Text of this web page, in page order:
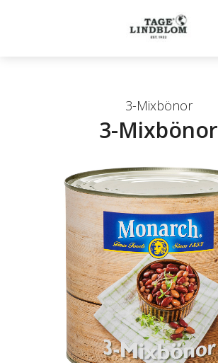
3-Mixbönor
3-Mixbönor